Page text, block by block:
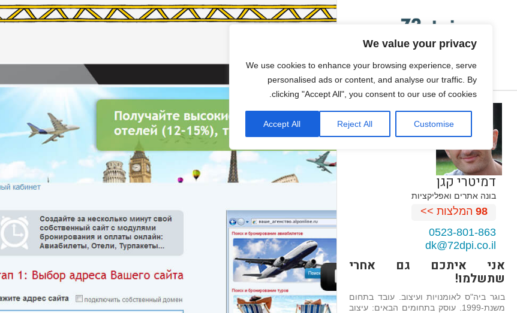
We value your privacy
We use cookies to enhance your browsing experience, serve
personalised ads or content, and analyse our traffic. By
clicking "Accept All", you consent to our use of cookies.
Customise
Reject All
Accept All
דמיטרי קגן
בונה אתרים ואפליקציות
98 המלצות >>
0523-801-863
dk@72dpi.co.il
אני איתכם גם אחרי
שתשלמו!
בוגר ביה"ס לאומנויות ועיצוב. עובד בתחום
משנת-1999. עוסק בתחומים הבאים: עיצוב